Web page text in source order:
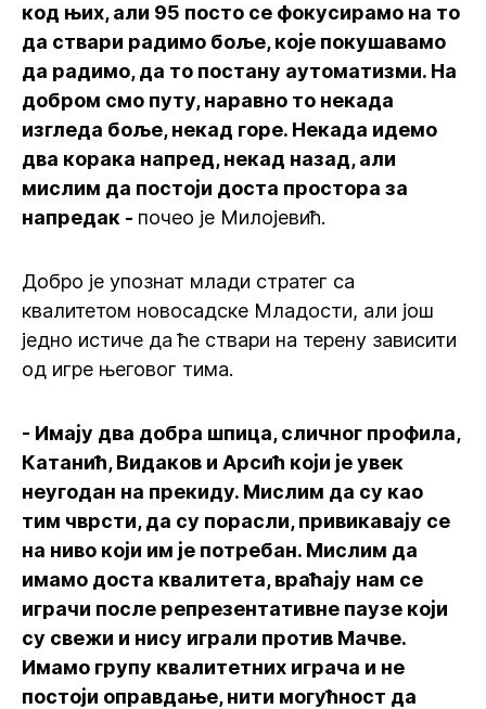
код њих, али 95 посто се фокусирамо на то
да ствари радимо боље, које покушавамо
да радимо, да то постану аутоматизми. На
добром смо путу, наравно то некада
изгледа боље, некад горе. Некада идемо
два корака напред, некад назад, али
мислим да постоји доста простора за
напредак - почео је Милојевић.
Добро је упознат млади стратег са
квалитетом новосадске Младости, али још
једно истиче да ће ствари на терену зависити
од игре његовог тима.
- Имају два добра шпица, сличног профила,
Катанић, Видаков и Арсић који је увек
неугодан на прекиду. Мислим да су као
тим чврсти, да су порасли, привикавају се
на ниво који им је потребан. Мислим да
имамо доста квалитета, враћају нам се
играчи после репрезентативне паузе који
су свежи и нису играли против Мачве.
Имамо групу квалитетних играча и не
постоји оправдање, нити могућност да